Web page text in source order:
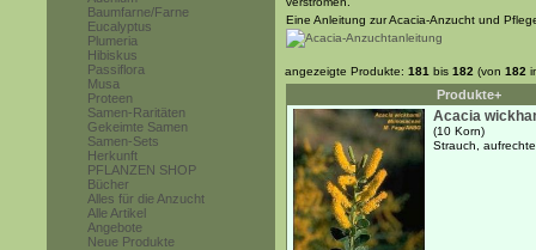
Baumfarne/Farne
Eucalyptus
Plumeria
Hibiskus
Passiflora
Musa
Proteen
Samen-Raritäten
Gekeimte Samen
Samen-Sets
Herkunft
PFLANZEN SHOP
Bücher
Alles für die Anzucht
Alle Artikel
Angebote
Neue Produkte
Eine Anleitung zur Acacia-Anzucht und
angezeigte Produkte: 181 bis 182 (von 182
Produkte+
Acacia
(10 Korn)
Strauch,